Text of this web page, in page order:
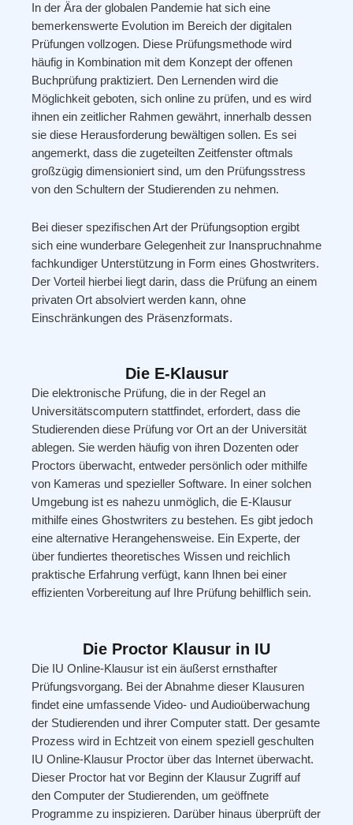
In der Ära der globalen Pandemie hat sich eine
bemerkenswerte Evolution im Bereich der digitalen
Prüfungen vollzogen. Diese Prüfungsmethode wird
häufig in Kombination mit dem Konzept der offenen
Buchprüfung praktiziert. Den Lernenden wird die
Möglichkeit geboten, sich online zu prüfen, und es wird
ihnen ein zeitlicher Rahmen gewährt, innerhalb dessen
sie diese Herausforderung bewältigen sollen. Es sei
angemerkt, dass die zugeteilten Zeitfenster oftmals
großzügig dimensioniert sind, um den Prüfungsstress
von den Schultern der Studierenden zu nehmen.
Bei dieser spezifischen Art der Prüfungsoption ergibt
sich eine wunderbare Gelegenheit zur Inanspruchnahme
fachkundiger Unterstützung in Form eines Ghostwriters.
Der Vorteil hierbei liegt darin, dass die Prüfung an einem
privaten Ort absolviert werden kann, ohne
Einschränkungen des Präsenzformats.
Die E-Klausur
Die elektronische Prüfung, die in der Regel an
Universitätscomputern stattfindet, erfordert, dass die
Studierenden diese Prüfung vor Ort an der Universität
ablegen. Sie werden häufig von ihren Dozenten oder
Proctors überwacht, entweder persönlich oder mithilfe
von Kameras und spezieller Software. In einer solchen
Umgebung ist es nahezu unmöglich, die E-Klausur
mithilfe eines Ghostwriters zu bestehen. Es gibt jedoch
eine alternative Herangehensweise. Ein Experte, der
über fundiertes theoretisches Wissen und reichlich
praktische Erfahrung verfügt, kann Ihnen bei einer
effizienten Vorbereitung auf Ihre Prüfung behilflich sein.
Die Proctor Klausur in IU
Die IU Online-Klausur ist ein äußerst ernsthafter
Prüfungsvorgang. Bei der Abnahme dieser Klausuren
findet eine umfassende Video- und Audioüberwachung
der Studierenden und ihrer Computer statt. Der gesamte
Prozess wird in Echtzeit von einem speziell geschulten
IU Online-Klausur Proctor über das Internet überwacht.
Dieser Proctor hat vor Beginn der Klausur Zugriff auf
den Computer der Studierenden, um geöffnete
Programme zu inspizieren. Darüber hinaus überprüft der